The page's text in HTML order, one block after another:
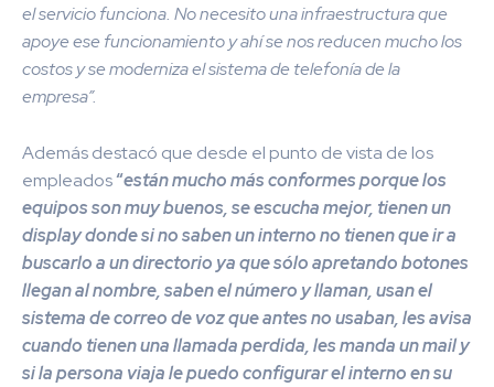
el servicio funciona. No necesito una infraestructura que
apoye ese funcionamiento y ahí se nos reducen mucho los
costos y se moderniza el sistema de telefonía de la
empresa”.
Además destacó que desde el punto de vista de los
empleados“están mucho más conformes porque los
equipos son muy buenos, se escucha mejor, tienen un
display donde si no saben un interno no tienen que ir a
buscarlo a un directorio ya que sólo apretando botones
llegan al nombre, saben el número y llaman, usan el
sistema de correo de voz que antes no usaban, les avisa
cuando tienen una llamada perdida, les manda un mail y
si la persona viaja le puedo configurar el interno en su